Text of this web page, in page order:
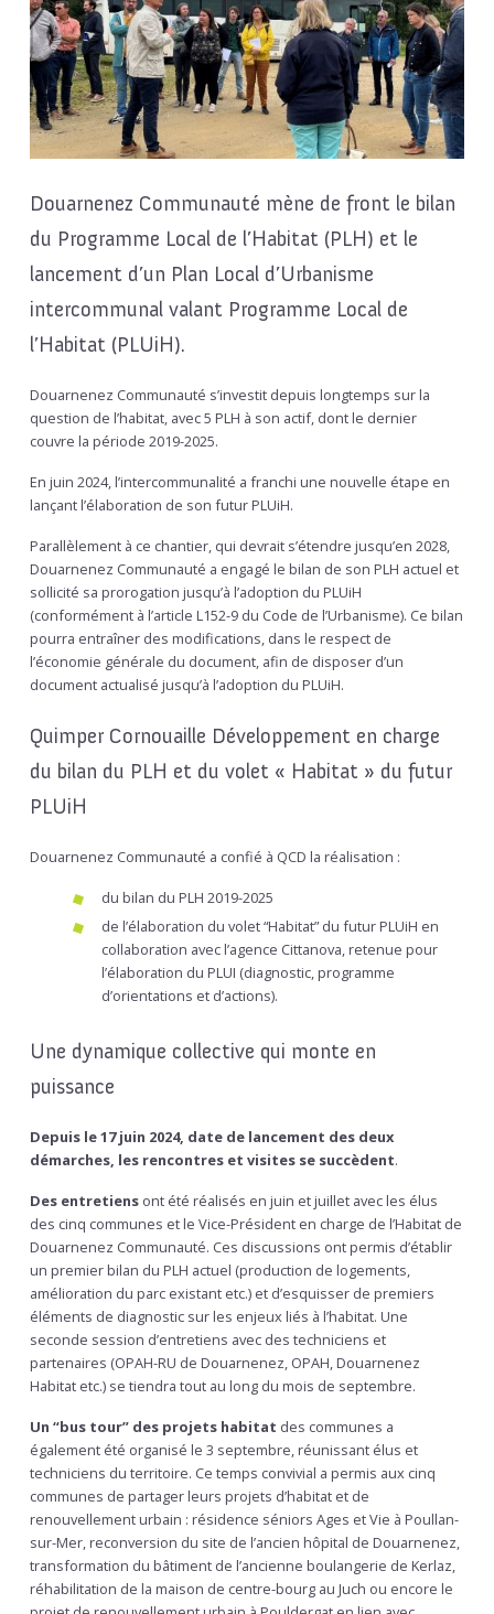
Douarnenez Communauté mène de front le bilan
du Programme Local de l’Habitat (PLH) et le
lancement d’un Plan Local d’Urbanisme
intercommunal valant Programme Local de
l’Habitat (PLUiH).
Douarnenez Communauté s’investit depuis longtemps sur la
question de l’habitat, avec 5 PLH à son actif, dont le dernier
couvre la période 2019-2025.
En juin 2024, l’intercommunalité a franchi une nouvelle étape en
lançant l’élaboration de son futur PLUiH.
Parallèlement à ce chantier, qui devrait s’étendre jusqu’en 2028,
Douarnenez Communauté a engagé le bilan de son PLH actuel et
sollicité sa prorogation jusqu’à l’adoption du PLUiH
(conformément à l’article L152-9 du Code de l’Urbanisme). Ce bilan
pourra entraîner des modifications, dans le respect de
l’économie générale du document, afin de disposer d’un
document actualisé jusqu’à l’adoption du PLUiH.
Quimper Cornouaille Développement en charge
du bilan du PLH et du volet « Habitat » du futur
PLUiH
Douarnenez Communauté a confié à QCD la réalisation :
du bilan du PLH 2019-2025
de l’élaboration du volet “Habitat” du futur PLUiH en
collaboration avec l’agence Cittanova, retenue pour
l’élaboration du PLUI (diagnostic, programme
d’orientations et d’actions).
Une dynamique collective qui monte en
puissance
Depuis le 17 juin 2024, date de lancement des deux
démarches, les rencontres et visites se succèdent.
Des entretiens ont été réalisés en juin et juillet avec les élus
des cinq communes et le Vice-Président en charge de l’Habitat de
Douarnenez Communauté. Ces discussions ont permis d’établir
un premier bilan du PLH actuel (production de logements,
amélioration du parc existant etc.) et d’esquisser de premiers
éléments de diagnostic sur les enjeux liés à l’habitat. Une
seconde session d’entretiens avec des techniciens et
partenaires (OPAH-RU de Douarnenez, OPAH, Douarnenez
Habitat etc.) se tiendra tout au long du mois de septembre.
Un “bus tour” des projets habitat des communes a
également été organisé le 3 septembre, réunissant élus et
techniciens du territoire. Ce temps convivial a permis aux cinq
communes de partager leurs projets d’habitat et de
renouvellement urbain : résidence séniors Ages et Vie à Poullan-
sur-Mer, reconversion du site de l’ancien hôpital de Douarnenez,
transformation du bâtiment de l’ancienne boulangerie de Kerlaz,
réhabilitation de la maison de centre-bourg au Juch ou encore le